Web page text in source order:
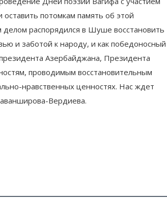
потомкам память об этой
распорядился в Шуше восстановить
и заботой к народу, и как победоносный
Азербайджана, Президента
проводимым восстановительным
нравственных ценностях. Нас ждет
Вердиева.